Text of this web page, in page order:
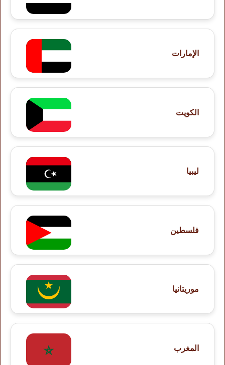
الإمارات
الكويت
ليبيا
فلسطين
موريتانيا
المغرب